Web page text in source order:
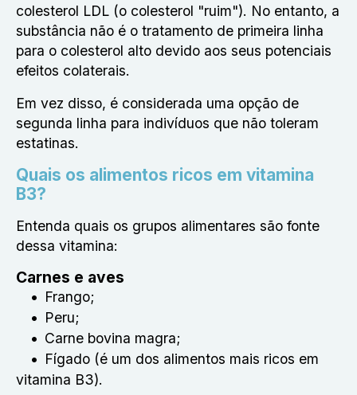
colesterol LDL (o colesterol "ruim"). No entanto, a
substância não é o tratamento de primeira linha
para o colesterol alto devido aos seus potenciais
efeitos colaterais.
Em vez disso, é considerada uma opção de
segunda linha para indivíduos que não toleram
estatinas.
Quais os alimentos ricos em vitamina
B3?
Entenda quais os grupos alimentares são fonte
dessa vitamina:
Carnes e aves
Frango;
Peru;
Carne bovina magra;
Fígado (é um dos alimentos mais ricos em
vitamina B3).